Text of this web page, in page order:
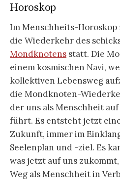
Horoskop
Im Menschheits-Horoskop
die Wiederkehr des
Mondknotens statt. Die
einem kosmischen Navi,
kollektiven Lebensweg
die Mondknoten-
der uns als Menschheit
führt. Es entsteht jetzt
Zukunft, immer im
Seelenplan und -ziel. Es
was jetzt auf uns
Weg als Menschheit in